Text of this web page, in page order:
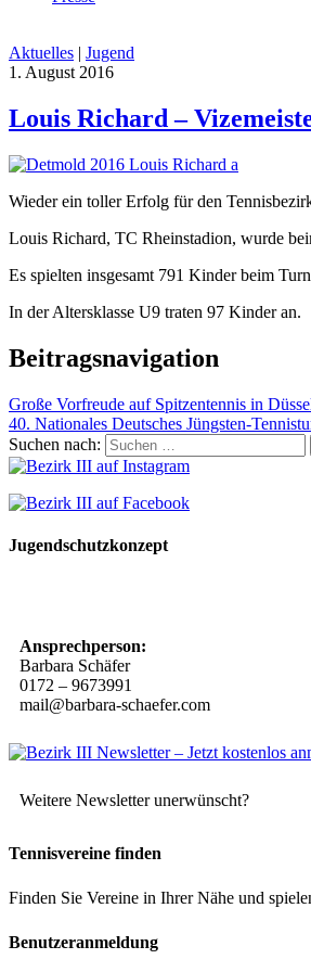
Aktuelles | Jugend
1. August 2016
Louis Richard –
Wieder ein toller Erfolg für den
Louis Richard, TC Rheinstadion, wurde
Es spielten insgesamt 791 Kinder beim
In der Altersklasse U9 traten 97 Kinder an.
Beitragsnavigation
Große Vorfreude auf Spitzentennis in
40. Nationales Deutsches Jüngsten-
Suchen nach:
Jugendschutzkonzept
Ansprechperson:
Barbara Schäfer
0172 – 9673991
mail@barbara-schaefer.com
Weitere Newsletter unerwünscht?
Tennisvereine finden
Finden Sie Vereine in Ihrer Nähe und
Benutzeranmeldung